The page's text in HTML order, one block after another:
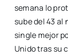
semana lo
sube del 43 al
single mejor
Unido tras su